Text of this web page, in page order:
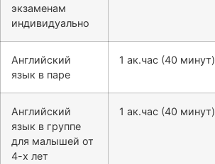
экзаменам
индивидуально
Английский
язык в паре
1 ак.час (40 минут)
Английский
язык в группе
для малышей от
4-х лет
1 ак.час (40 минут)